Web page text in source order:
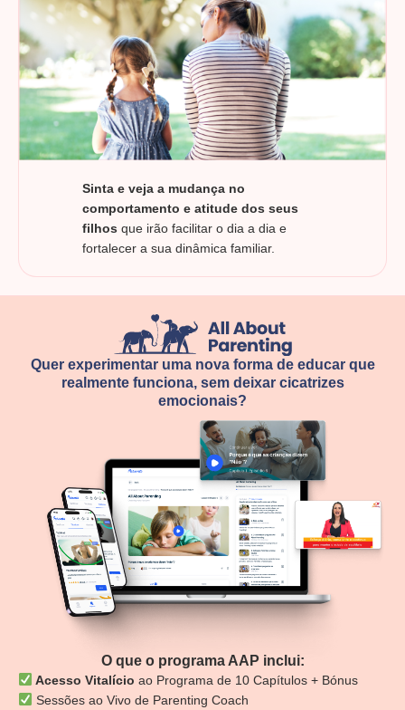
Sinta e veja a mudança no
comportamento e atitude dos seus
filhos que irão facilitar o dia a dia e
fortalecer a sua dinâmica familiar.
Quer experimentar uma nova forma de educar que
realmente funciona, sem deixar cicatrizes
emocionais?
O que o programa AAP inclui:
Acesso Vitalício ao Programa de 10 Capítulos + Bónus
Sessões ao Vivo de Parenting Coach